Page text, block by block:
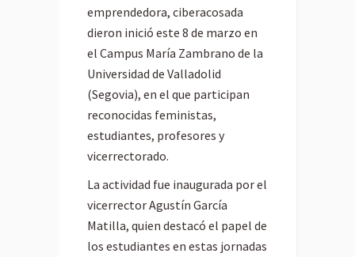
emprendedora, ciberacosada
dieron inició este 8 de marzo en
el Campus María Zambrano de la
Universidad de Valladolid
(Segovia), en el que participan
reconocidas feministas,
estudiantes, profesores y
vicerrectorado.
La actividad fue inaugurada por el
vicerrector Agustín García
Matilla, quien destacó el papel de
los estudiantes en estas jornadas